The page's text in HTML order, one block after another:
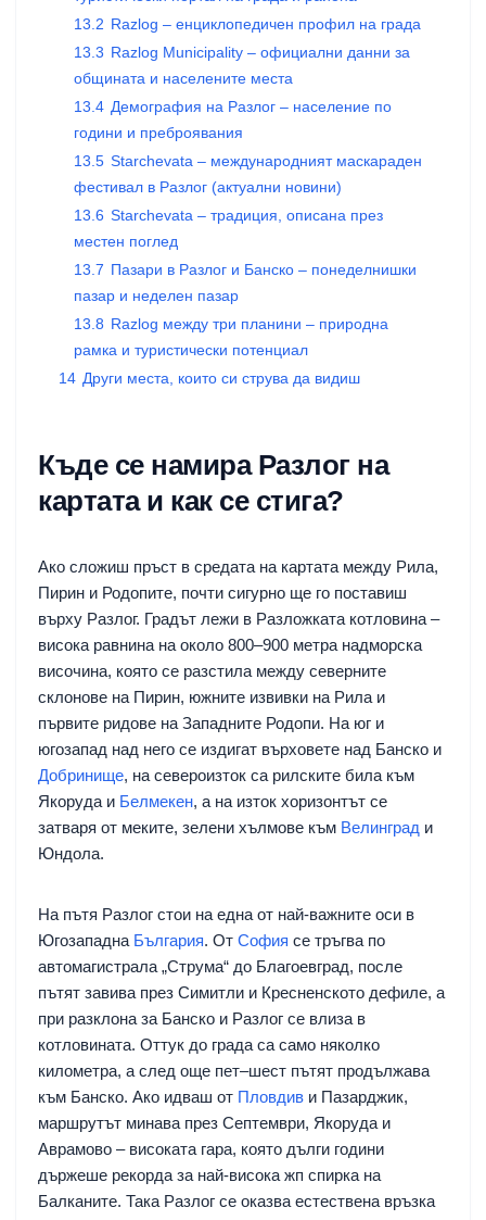
13.2 Razlog – енциклопедичен профил на града
13.3 Razlog Municipality – официални данни за
общината и населените места
13.4 Демография на Разлог – население по
години и преброявания
13.5 Starchevata – международният маскараден
фестивал в Разлог (актуални новини)
13.6 Starchevata – традиция, описана през
местен поглед
13.7 Пазари в Разлог и Банско – понеделнишки
пазар и неделен пазар
13.8 Razlog между три планини – природна
рамка и туристически потенциал
14 Други места, които си струва да видиш
Къде се намира Разлог на
картата и как се стига?
Ако сложиш пръст в средата на картата между Рила,
Пирин и Родопите, почти сигурно ще го поставиш
върху Разлог. Градът лежи в Разложката котловина –
висока равнина на около 800–900 метра надморска
височина, която се разстила между северните
склонове на Пирин, южните извивки на Рила и
първите ридове на Западните Родопи. На юг и
югозапад над него се издигат върховете над Банско и
Добринище, на североизток са рилските била към
Якоруда и Белмекен, а на изток хоризонтът се
затваря от меките, зелени хълмове към Велинград и
Юндола.
На пътя Разлог стои на една от най-важните оси в
Югозападна България. От София се тръгва по
автомагистрала „Струма“ до Благоевград, после
пътят завива през Симитли и Кресненското дефиле, а
при разклона за Банско и Разлог се влиза в
котловината. Оттук до града са само няколко
километра, а след още пет–шест пътят продължава
към Банско. Ако идваш от Пловдив и Пазарджик,
маршрутът минава през Септември, Якоруда и
Аврамово – високата гара, която дълги години
държеше рекорда за най-висока жп спирка на
Балканите. Така Разлог се оказва естествена връзка